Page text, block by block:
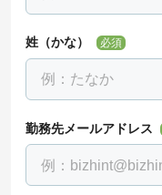
姓（かな） 必須
勤務先メールアドレス